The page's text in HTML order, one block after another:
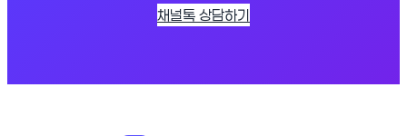
채널톡 상담하기